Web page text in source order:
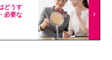
どうす
必要な